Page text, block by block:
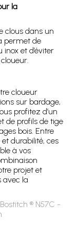
la
clous dans un
permet de
et d’éviter
cloueur
sur bardage,
profitez d’un
de profils de tige
bois. Entre
durabilité, ces
à vos
projet et
avec la
® N57C -